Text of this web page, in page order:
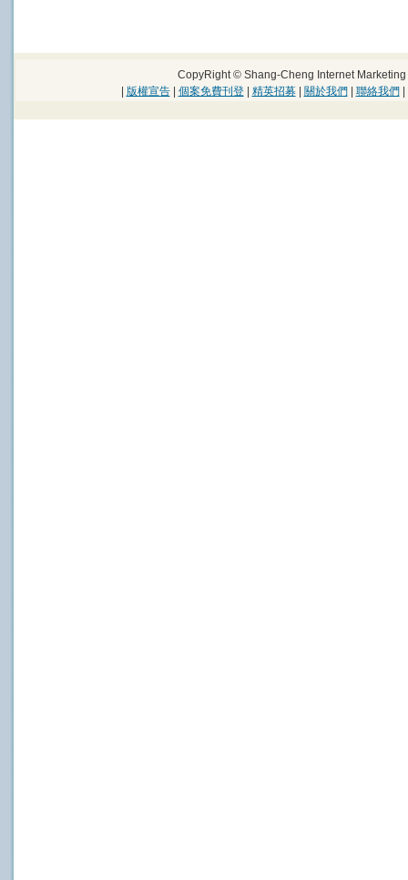
CopyRight © Shang-Cheng Internet
版權宣告| 個案免費刊登| 精英招募| 關於我們 聯絡我們